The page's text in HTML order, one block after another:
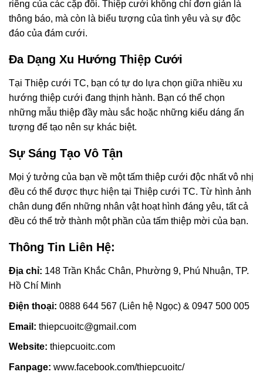
riêng của các cặp đôi. Thiệp cưới không chỉ đơn giản là
thông báo, mà còn là biểu tượng của tình yêu và sự độc
đáo của đám cưới.
Đa Dạng Xu Hướng Thiệp Cưới
Tại Thiệp cưới TC, bạn có tự do lựa chọn giữa nhiều xu
hướng thiệp cưới đang thịnh hành. Bạn có thể chọn
những mẫu thiệp đầy màu sắc hoặc những kiểu dáng ấn
tượng để tạo nên sự khác biệt.
Sự Sáng Tạo Vô Tận
Mọi ý tưởng của bạn về một tấm thiệp cưới độc nhất vô nhị
đều có thể được thực hiện tại Thiệp cưới TC. Từ hình ảnh
chân dung đến những nhân vật hoạt hình đáng yêu, tất cả
đều có thể trở thành một phần của tấm thiệp mời của bạn.
Thông Tin Liên Hệ:
Địa chỉ: 148 Trần Khắc Chân, Phường 9, Phú Nhuận, TP.
Hồ Chí Minh
Điện thoại: 0888 644 567 (Liên hệ Ngọc) & 0947 500 005
Email: thiepcuoitc@gmail.com
Website: thiepcuoitc.com
Fanpage: www.facebook.com/thiepcuoitc/